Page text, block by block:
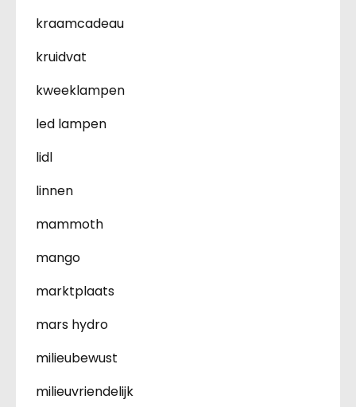
kraamcadeau
kruidvat
kweeklampen
led lampen
lidl
linnen
mammoth
mango
marktplaats
mars hydro
milieubewust
milieuvriendelijk